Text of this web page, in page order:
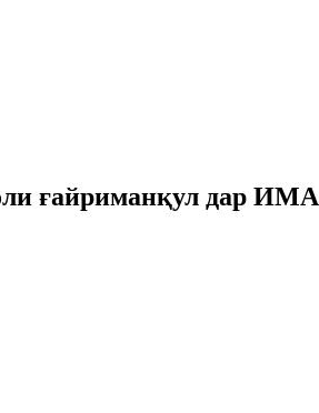
ғайриманқул дар ИМА